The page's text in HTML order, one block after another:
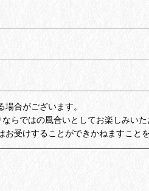
合がございます。
らではの風合いとしてお楽しみいた
受けすることができかねますこと